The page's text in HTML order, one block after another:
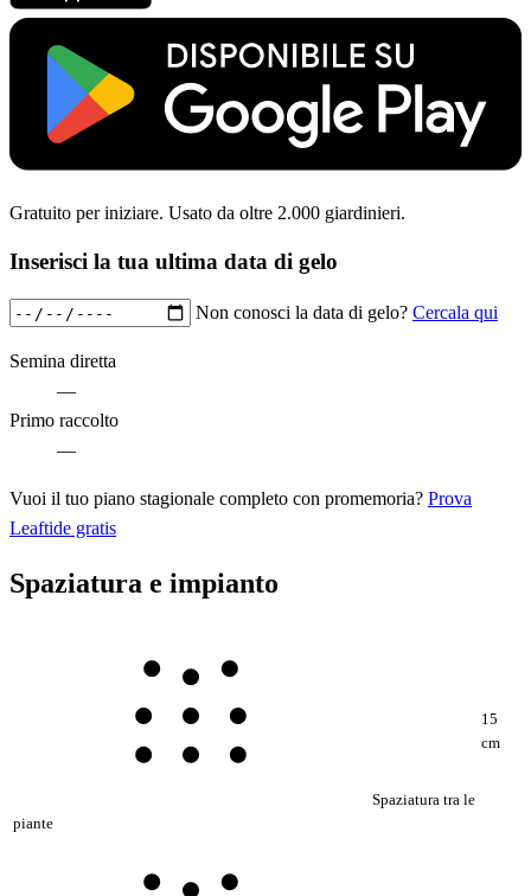
Gratuito per iniziare. Usato da oltre 2.000 giardinieri.
Inserisci la tua ultima data di gelo
Non conosci la data di gelo? Cercala qui
Semina diretta
—
Primo raccolto
—
Vuoi il tuo piano stagionale completo con promemoria? Prova
Leaftide gratis
Spaziatura e impianto
Spaziatura tra le
piante
15
cm